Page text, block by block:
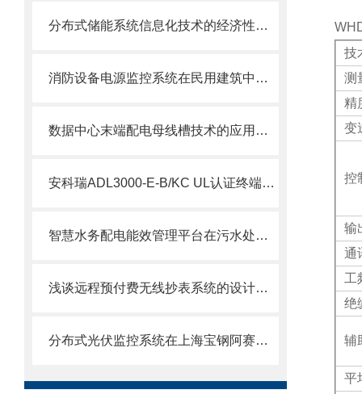
分布式储能系统信息化技术的经济性与政策协同解决方案
消防设备电源监控系统在民用建筑中的设计应用
数据中心末端配电母线槽技术的应用及产品监控选型
安科瑞ADL3000-E-B/KC UL认证终端电能计量表
智慧水务配电能效管理平台在污水处理厂的应用
浅谈远程预付费无线抄表系统的设计与应用
分布式光伏监控系统在上海宝钢阿赛洛激光拼焊有限公司
技
测
精
变
控
输
通
工
绝
辅
平